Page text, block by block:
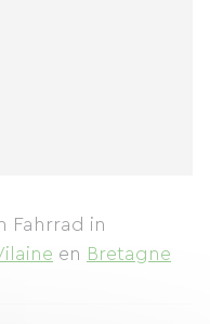
Fahrrad in
en Bretagne